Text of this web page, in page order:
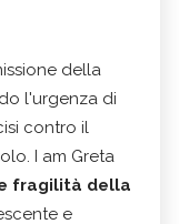
della
l'urgenza di
contro il
I am Greta
fragilità della
e